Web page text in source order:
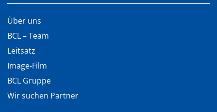
Über uns
BCL – Team
Leitsatz
Image-Film
BCL Gruppe
Wir suchen Partner